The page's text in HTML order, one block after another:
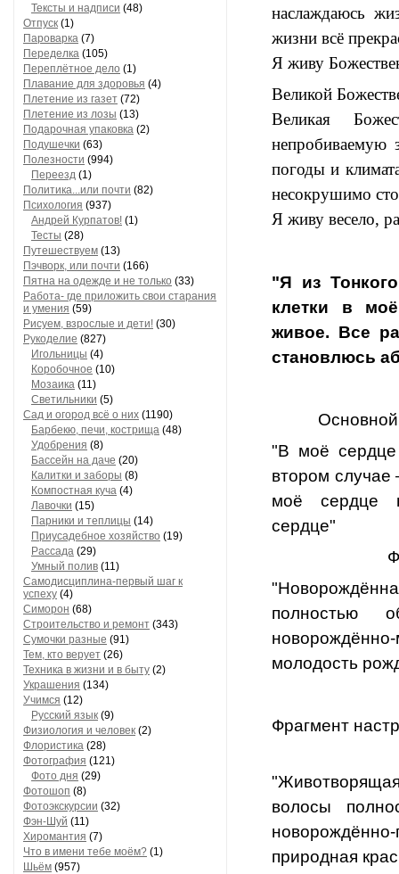
Тексты и надписи (48)
Отпуск (1)
Пароварка (7)
Переделка (105)
Переплётное дело (1)
Плавание для здоровья (4)
Плетение из газет (72)
Плетение из лозы (13)
Подарочная упаковка (2)
Подушечки (63)
Полезности (994)
Переезд (1)
Политика...или почти (82)
Психология (937)
Андрей Курпатов! (1)
Тесты (28)
Путешествуем (13)
Пэчворк, или почти (166)
Пятна на одежде и не только (33)
Работа- где приложить свои старания
и умения (59)
Рисуем, взрослые и дети! (30)
Рукоделие (827)
Игольницы (4)
Коробочное (10)
Мозаика (11)
Светильники (5)
Сад и огород всё о них (1190)
Барбекю, печи, кострища (48)
Удобрения (8)
Бассейн на даче (20)
Калитки и заборы (8)
Компостная куча (4)
Лавочки (15)
Парники и теплицы (14)
Приусадебное хозяйство (19)
Рассада (29)
Умный полив (11)
Самодисциплина-первый шаг к
успеху (4)
Симорон (68)
Строительство и ремонт (343)
Сумочки разные (91)
Тем, кто верует (26)
Техника в жизни и в быту (2)
Украшения (134)
Учимся (12)
Русский язык (9)
Физиология и человек (2)
Флористика (28)
Фотография (121)
Фото дня (29)
Фотошоп (8)
Фотоэкскурсии (32)
Фэн-Шуй (11)
Хиромантия (7)
Что в имени тебе моём? (1)
Шьём (957)
наслаждаюсь
жизни всё
Я живу
Великой
Великая
непробиваемую
погоды и
несокрушимо
Я живу весело,
"Я из
клетки в
живое. Все
становлюсь
"В моё сердце
втором случае
моё сердце
сердце"
полностью
молодость
Фрагмент
волосы
природная